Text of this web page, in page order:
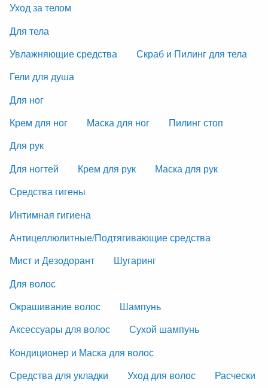
Уход за телом
Для тела
Увлажняющие средства
Скраб и Пилинг для тела
Гели для душа
Для ног
Крем для ног
Маска для ног
Пилинг стоп
Для рук
Для ногтей
Крем для рук
Маска для рук
Средства гигены
Интимная гигиена
Антицеллюлитные/Подтягивающие средства
Мист и Дезодорант
Шугаринг
Для волос
Окрашивание волос
Шампунь
Аксессуары для волос
Сухой шампунь
Кондиционер и Маска для волос
Средства для укладки
Уход для волос
Расчески